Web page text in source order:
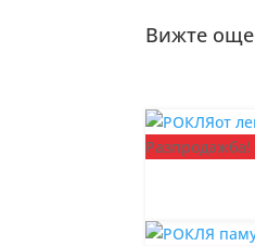
Вижте още
Разпродажба!